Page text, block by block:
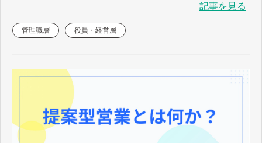
記事を見る
管理職層 役員・経営層